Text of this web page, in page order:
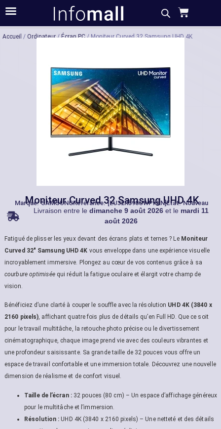
Acheter Description Caractéristiques
Accueil / Ordinateur/Écran PC/ Moniteur Curved 32 Samsung UHD 4K
Moniteur Curved 32 Samsung UHD 4K
Marque:SAMSUNGRéférance: [LU32R590CWPXEN]État: Nouveau
Livraison entre le dimanche 9 août 2026et le mardi 11
août 2026
Fatigué de plisser les yeux devant des écrans plats et ternes ? Le Moniteur
Curved 32″ Samsung UHD 4K vous enveloppe dans une expérience visuelle
incroyablement immersive. Plongez au cœur de vos contenus grâce à sa
courbure optimiséequi réduit la fatigue oculaire et élargit votre champ de
vision.
Bénéficiez d’une clarté à couper le souffle avec la résolution UHD 4K (3840 x
2160 pixels), affichant quatre fois plus de détails qu’en Full HD. Que ce soit
pour le travail multitâche, la retouche photo précise ou le divertissement
cinématographique, chaque image prend vie avec des couleurs vibrantes et
une profondeur saisissante. Sa grande taille de 32 pouces vous offre un
espace de travail confortable et une immersion totale. Découvrez une nouvelle
dimension de réalisme et de confort visuel.
Taille de l’écran :32 pouces (80 cm) – Un espace d’affichage généreux
pour le multitâche et l’immersion.
Résolution : UHD 4K (3840 x 2160 pixels) – Une netteté et des détails